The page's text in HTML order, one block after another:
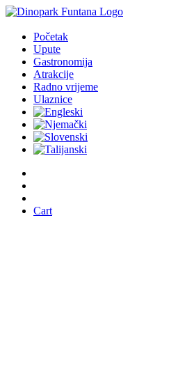
Početak
Upute
Gastronomija
Atrakcije
Radno vrijeme
Ulaznice
Cart